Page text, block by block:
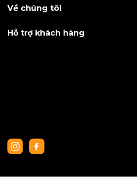
Về chúng tôi
Hỗ trợ khách hàng